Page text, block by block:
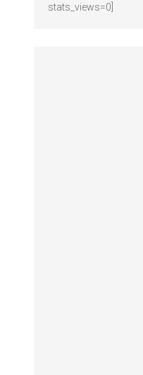
stats_views=0]